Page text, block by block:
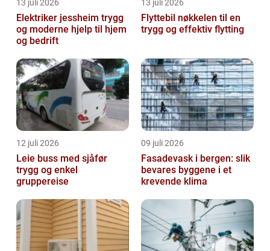
13 juli 2026
Elektriker jessheim trygg
og moderne hjelp til hjem
og bedrift
13 juli 2026
Flyttebil nøkkelen til en
trygg og effektiv flytting
12 juli 2026
Leie buss med sjåfør
trygg og enkel
gruppereise
09 juli 2026
Fasadevask i bergen: slik
bevares byggene i et
krevende klima